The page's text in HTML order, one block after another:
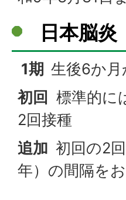
日本脳炎
1期 生後6か
初回 標準的に
2回接種
追加 初回の2
年）の間隔を